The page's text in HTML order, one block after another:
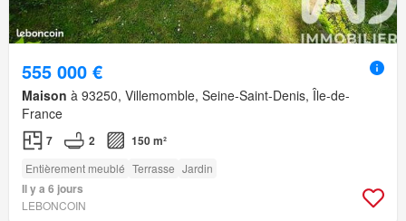
555 000 €
Maison à 93250, Villemomble, Seine-Saint-Denis, Île-de-
France
7 2 150 m²
Entièrement meublé Terrasse Jardin
Il y a 6 jours
LEBONCOIN